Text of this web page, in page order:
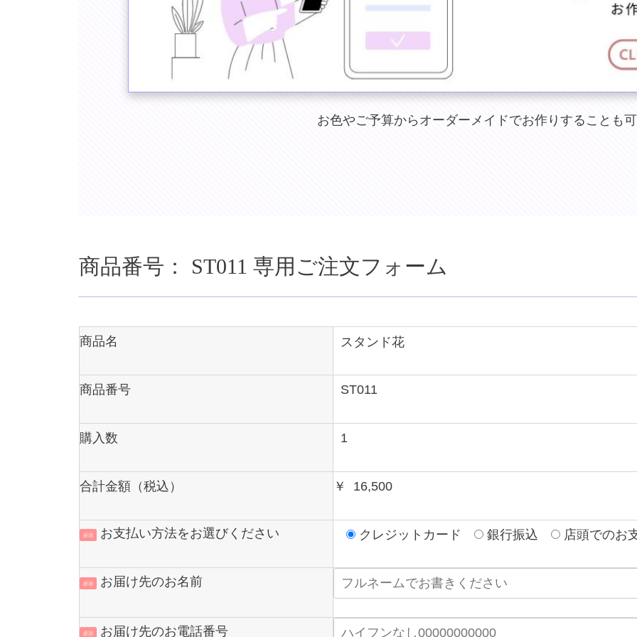
お色やご予算からオーダーメイドでお作りすることも
商品番号： ST011 専用ご注文フォーム
商品名
商品番号
購入数
合計金額（税込） ￥
必須 お支払い方法をお選びください クレジットカード 銀行振込 店頭でのお
必須 お届け先のお名前
必須 お届け先のお電話番号